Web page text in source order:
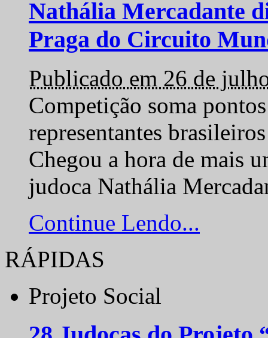
Nathália Mercadante
Praga do Circuito
Publicado em 26 de
Competição soma
representantes
Chegou a hora de mais
judoca Nathália
Continue Lendo...
RÁPIDAS
Projeto Social